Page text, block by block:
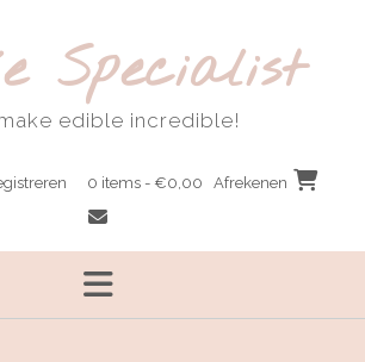
Specialist
edible incredible!
0 items - €0,00 Afrekenen